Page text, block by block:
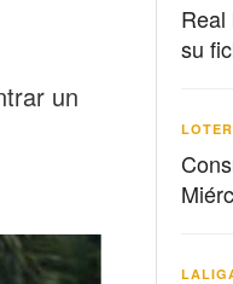
un
Real
su